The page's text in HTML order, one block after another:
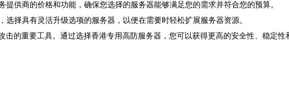
供商的价格和功能，确保您选择的服务器能够满足您的需求并符合您的预算。
择具有灵活升级选项的服务器，以便在需要时轻松扩展服务器资源。
的重要工具。通过选择香港专用高防服务器，您可以获得更高的安全性、稳定